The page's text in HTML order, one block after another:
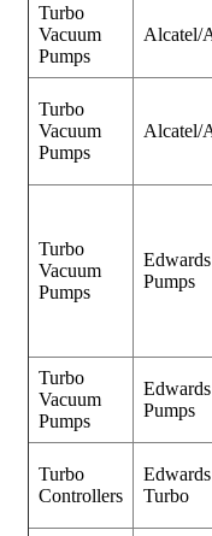
Turbo
Vacuum
Pumps
Alcatel/
Turbo
Vacuum
Pumps
Alcatel/
Turbo
Vacuum
Pumps
Edwards
Pumps
Turbo
Vacuum
Pumps
Edwards
Pumps
Turbo
Controllers
Edwards
Turbo